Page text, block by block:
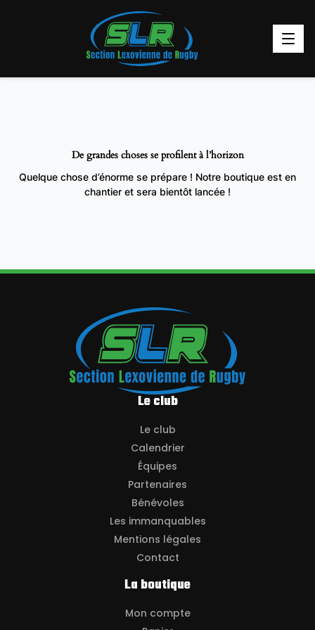
De grandes choses se profilent à l’horizon
Quelque chose d’énorme se prépare ! Notre boutique est en
chantier et sera bientôt lancée !
Le club
Le club
Calendrier
Équipes
Partenaires
Bénévoles
Les immanquables
Mentions légales
Contact
La boutique
Mon compte